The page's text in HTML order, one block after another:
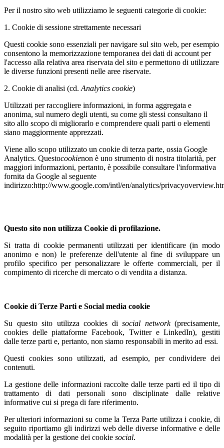
Per il nostro sito web utilizziamo le seguenti categorie di cookie:
1. Cookie di sessione strettamente necessari
Questi cookie sono essenziali per navigare sul sito web, per esempio
consentono la memorizzazione temporanea dei dati di account per
l'accesso alla relativa area riservata del sito e permettono di utilizzare
le diverse funzioni presenti nelle aree riservate.
2. Cookie di analisi (cd. Analytics cookie)
Utilizzati per raccogliere informazioni, in forma aggregata e
anonima, sul numero degli utenti, su come gli stessi consultano il
sito allo scopo di migliorarlo e comprendere quali parti o elementi
siano maggiormente apprezzati.
Viene allo scopo utilizzato un cookie di terza parte, ossia Google
Analytics. Questocookienon è uno strumento di nostra titolarità, per
maggiori informazioni, pertanto, è possibile consultare l'informativa
fornita da Google al seguente
indirizzo:http://www.google.com/intl/en/analytics/
Questo sito non utilizza Cookie di profilazione.
Si tratta di cookie permanenti utilizzati per identificare (in modo
anonimo e non) le preferenze dell'utente al fine di sviluppare un
profilo specifico per personalizzare le offerte commerciali, per il
compimento di ricerche di mercato o di vendita a distanza.
Cookie di Terze Parti e Social media cookie
Su questo sito utilizza cookies di social network(precisamente,
cookies delle piattaforme Facebook, Twitter e LinkedIn), gestiti
dalle terze parti e, pertanto, non siamo responsabili in merito ad essi.
Questi cookies sono utilizzati, ad esempio, per condividere dei
contenuti.
La gestione delle informazioni raccolte dalle terze parti ed il tipo di
trattamento di dati personali sono disciplinate dalle relative
informative cui si prega di fare riferimento.
Per ulteriori informazioni su come la Terza Parte utilizza i cookie, di
seguito riportiamo gli indirizzi web delle diverse informative e delle
modalità per la gestione dei cookie social.